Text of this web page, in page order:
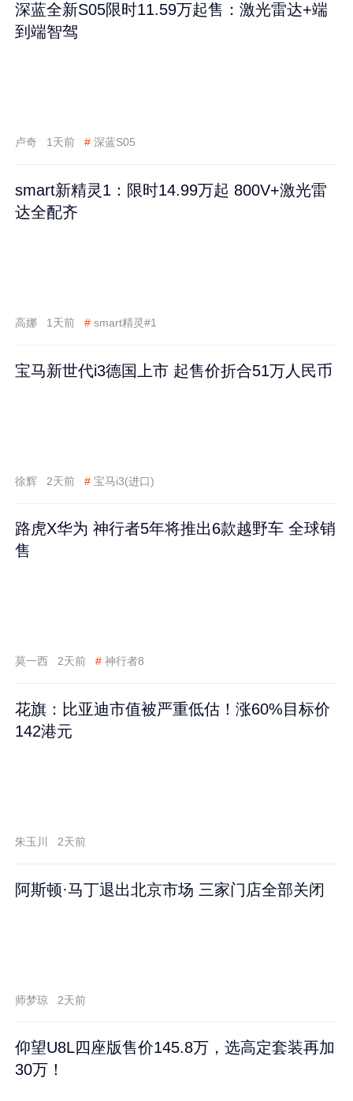
深蓝全新S05限时11.59万起售：激光雷达+端
到端智驾
卢奇 1天前 # 深蓝S05
smart新精灵1：限时14.99万起 800V+激光雷
达全配齐
高娜 1天前 # smart精灵#1
宝马新世代i3德国上市 起售价折合51万人民币
徐辉 2天前 # 宝马i3(进口)
路虎X华为 神行者5年将推出6款越野车 全球销
售
莫一西 2天前 # 神行者8
花旗：比亚迪市值被严重低估！涨60%目标价
142港元
朱玉川 2天前
阿斯顿·马丁退出北京市场 三家门店全部关闭
师梦琼 2天前
仰望U8L四座版售价145.8万，选高定套装再加
30万！